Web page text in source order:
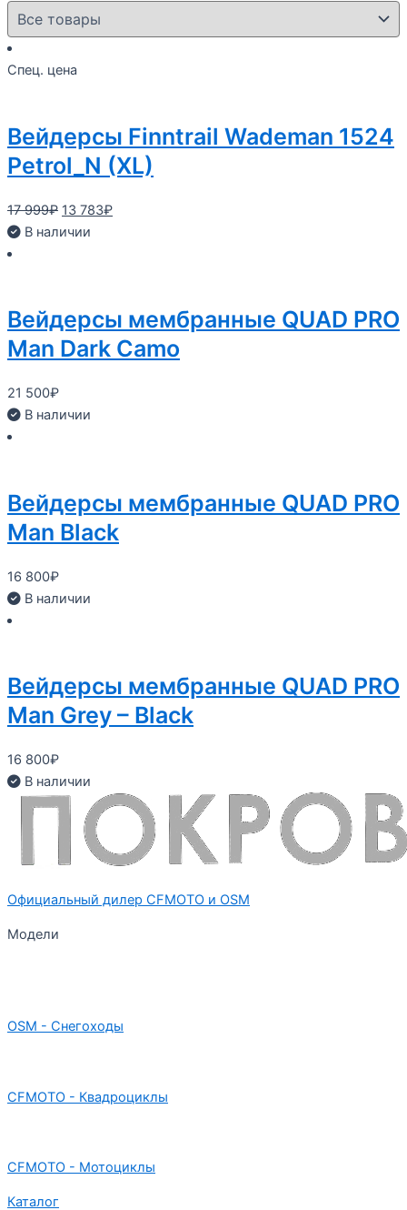
Спец. цена
Вейдерсы Finntrail Wademan 1524
Petrol_N (XL)
17 999₽ Первоначальная
цена
13 783₽Текущая
В наличии
Вейдерсы мембранные QUAD PRO
Man Dark Camo
21 500₽
В наличии
Вейдерсы мембранные QUAD PRO
Man Black
16 800₽
В наличии
Вейдерсы мембранные QUAD PRO
Man Grey – Black
16 800₽
В наличии
Официальный дилер CFMOTO и OSM
Модели
OSM - Снегоходы
CFMOTO - Квадроциклы
CFMOTO - Мотоциклы
Каталог